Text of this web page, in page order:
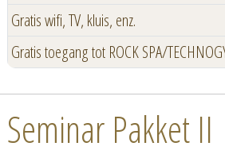
Gratis wifi, TV, kluis, enz.
Gratis toegang tot ROCK SPA/
Seminar Pakket II